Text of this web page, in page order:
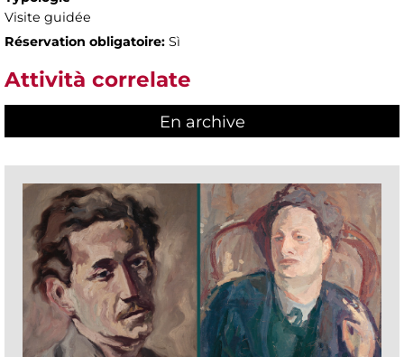
Visite guidée
Réservation obligatoire: Sì
Attività correlate
En archive